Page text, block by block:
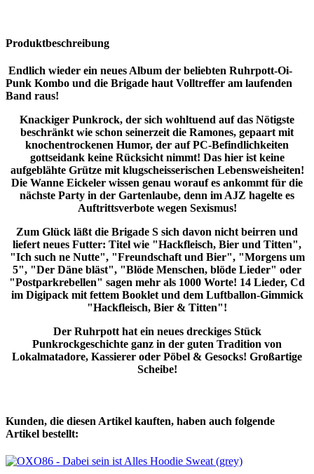
Produktbeschreibung
Endlich wieder ein neues Album der beliebten Ruhrpott-Oi-
Punk Kombo und die Brigade haut Volltreffer am laufenden
Band raus!
Knackiger Punkrock, der sich wohltuend auf das Nötigste
beschränkt wie schon seinerzeit die Ramones, gepaart mit
knochentrockenen Humor, der auf PC-Befindlichkeiten
gottseidank keine Rücksicht nimmt! Das hier ist keine
aufgeblähte Grütze mit klugscheisserischen Lebensweisheiten!
Die Wanne Eickeler wissen genau worauf es ankommt für die
nächste Party in der Gartenlaube, denn im AJZ hagelte es
Auftrittsverbote wegen Sexismus!
Zum Glück läßt die Brigade S sich davon nicht beirren und
liefert neues Futter: Titel wie "Hackfleisch, Bier und Titten",
"Ich such ne Nutte", "Freundschaft und Bier", "Morgens um
5", "Der Däne bläst", "Blöde Menschen, blöde Lieder" oder
"Postparkrebellen" sagen mehr als 1000 Worte! 14 Lieder, Cd
im Digipack mit fettem Booklet und dem Luftballon-Gimmick
"Hackfleisch, Bier & Titten"!
Der Ruhrpott hat ein neues dreckiges Stück
Punkrockgeschichte ganz in der guten Tradition von
Lokalmatadore, Kassierer oder Pöbel & Gesocks! Großartige
Scheibe!
Kunden, die diesen Artikel kauften, haben auch folgende
Artikel bestellt: